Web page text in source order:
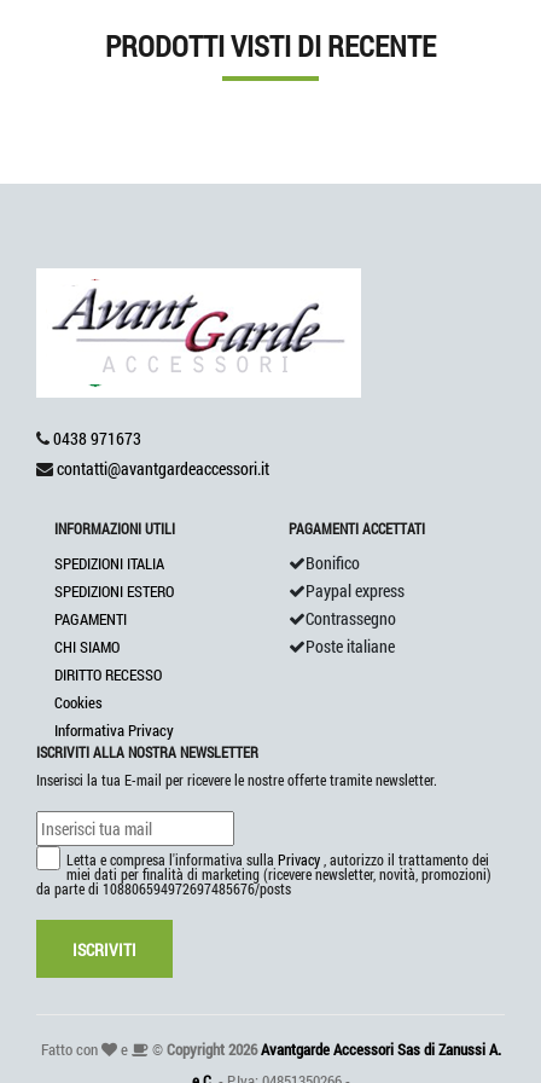
PRODOTTI VISTI DI RECENTE
0438 971673
contatti@avantgardeaccessori.it
INFORMAZIONI UTILI
SPEDIZIONI ITALIA
SPEDIZIONI ESTERO
PAGAMENTI
CHI SIAMO
DIRITTO RECESSO
Cookies
Informativa Privacy
PAGAMENTI ACCETTATI
Bonifico
Paypal express
Contrassegno
Poste italiane
ISCRIVITI ALLA NOSTRA NEWSLETTER
Inserisci la tua E-mail per ricevere le nostre offerte tramite newsletter.
Letta e compresa l'informativa sulla Privacy , autorizzo il trattamento dei
miei dati per finalità di marketing (ricevere newsletter, novità, promozioni)
da parte di 108806594972697485676/posts
ISCRIVITI
Fatto con e ©Copyright 2026Avantgarde Accessori Sas di Zanussi A.